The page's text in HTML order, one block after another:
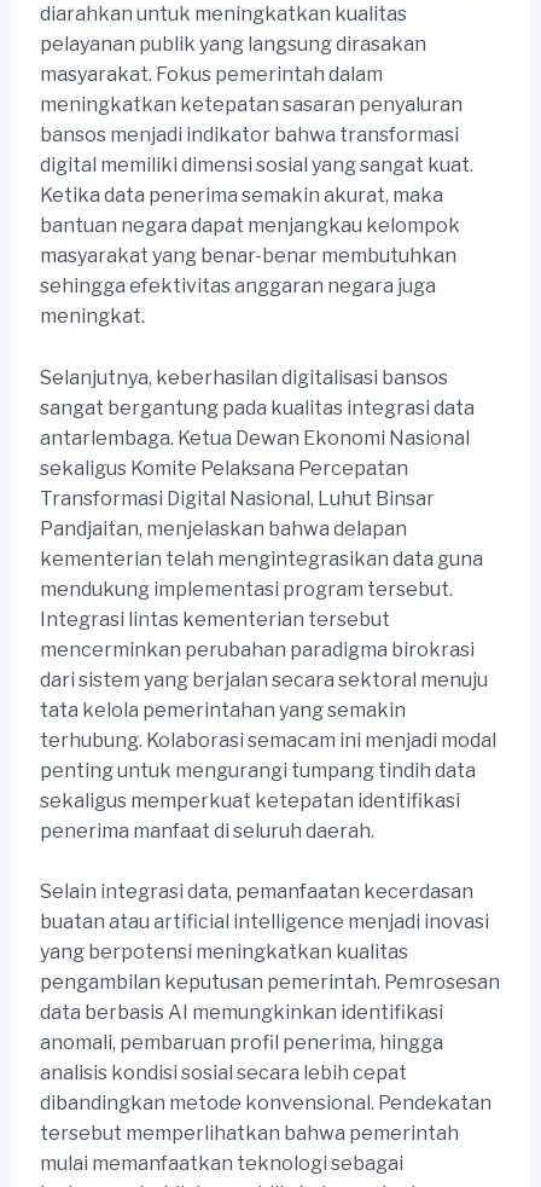
diarahkan untuk meningkatkan kualitas
pelayanan publik yang langsung dirasakan
masyarakat. Fokus pemerintah dalam
meningkatkan ketepatan sasaran penyaluran
bansos menjadi indikator bahwa transformasi
digital memiliki dimensi sosial yang sangat kuat.
Ketika data penerima semakin akurat, maka
bantuan negara dapat menjangkau kelompok
masyarakat yang benar-benar membutuhkan
sehingga efektivitas anggaran negara juga
meningkat.
Selanjutnya, keberhasilan digitalisasi bansos
sangat bergantung pada kualitas integrasi data
antarlembaga. Ketua Dewan Ekonomi Nasional
sekaligus Komite Pelaksana Percepatan
Transformasi Digital Nasional, Luhut Binsar
Pandjaitan, menjelaskan bahwa delapan
kementerian telah mengintegrasikan data guna
mendukung implementasi program tersebut.
Integrasi lintas kementerian tersebut
mencerminkan perubahan paradigma birokrasi
dari sistem yang berjalan secara sektoral menuju
tata kelola pemerintahan yang semakin
terhubung. Kolaborasi semacam ini menjadi modal
penting untuk mengurangi tumpang tindih data
sekaligus memperkuat ketepatan identifikasi
penerima manfaat di seluruh daerah.
Selain integrasi data, pemanfaatan kecerdasan
buatan atau artificial intelligence menjadi inovasi
yang berpotensi meningkatkan kualitas
pengambilan keputusan pemerintah. Pemrosesan
data berbasis AI memungkinkan identifikasi
anomali, pembaruan profil penerima, hingga
analisis kondisi sosial secara lebih cepat
dibandingkan metode konvensional. Pendekatan
tersebut memperlihatkan bahwa pemerintah
mulai memanfaatkan teknologi sebagai